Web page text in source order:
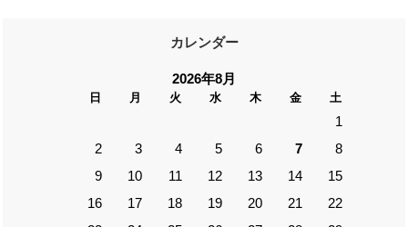
カレンダー
2026年8月
日 月 火 水 木 金 土
1
2
3 4 5 6 7
8
9
10 11 12 13 14
15
16
17 18 19 20 21
22